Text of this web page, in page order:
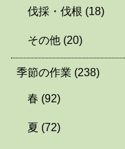
伐採・伐根 (18)
その他 (20)
季節の作業 (238)
春 (92)
夏 (72)